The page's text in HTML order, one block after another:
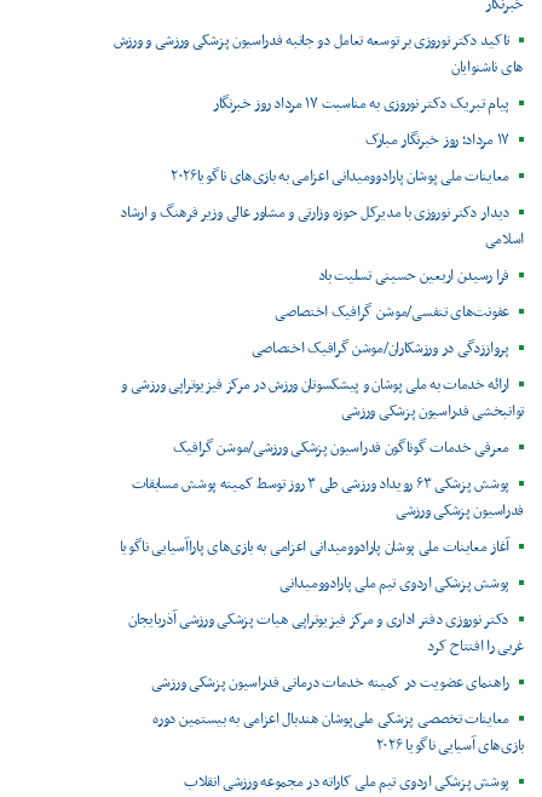
تاکید دکتر نوروزی بر توسعه تعامل دو جانبه فدراسیون پزشکی ورزشی و ورزش
های ناشنوایان
پیام تبریک دکتر نوروزی به مناسبت ۱۷ مرداد روز خبرنگار
۱۷ مرداد؛ روز خبرنگار مبارک
معاینات ملی پوشان پارادوومیدانی اعزامی به بازی‌های ناگویا۲۰۲۶
دیدار دکتر نوروزی با مدیرکل حوزه وزارتی و مشاور عالی وزیر فرهنگ و ارشاد
اسلامی
فرا رسیدن اربعین حسینی تسلیت باد
عفونت‌های تنفسی/موشن گرافیک اختصاصی
پرواززدگی در ورزشکاران/موشن گرافیک اختصاصی
ارائه خدمات به ملی پوشان و پیشکسوتان ورزش در مرکز فیزیوتراپی ورزشی و
توانبخشی فدراسیون پزشکی ورزشی
معرفی خدمات گوناگون فدراسیون پزشکی ورزشی/موشن گرافیک
پوشش پزشکی ۶۳ رویداد ورزشی طی ۳ روز توسط کمیته پوشش مسابقات
فدراسیون پزشکی ورزشی
آغاز معاینات ملی پوشان پارادوومیدانی اعزامی به بازی‌های پاراآسیایی ناگویا
پوشش پزشکی اردوی تیم ملی پارادوومیدانی
دکتر نوروزی دفتر اداری و مرکز فیزیوتراپی هیات پزشکی ورزشی آذربایجان
غربی را افتتاح کرد
راهنمای عضویت در کمیته خدمات درمانی فدراسیون پزشکی ورزشی
معاینات تخصصی پزشکی ملی‌پوشان هندبال اعزامی به بیستمین دوره
بازی‌های آسیایی ناگویا ۲۰۲۶
پوشش پزشکی اردوی تیم ملی کاراته در مجموعه ورزشی انقلاب